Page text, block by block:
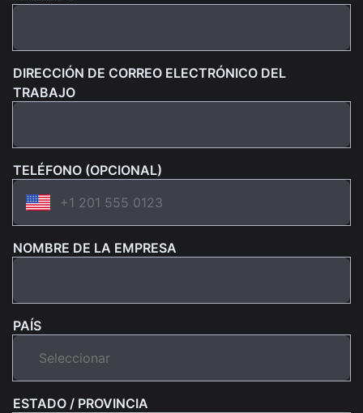
DIRECCIÓN DE CORREO ELECTRÓNICO DEL
TRABAJO
TELÉFONO (OPCIONAL)
NOMBRE DE LA EMPRESA
PAÍS
ESTADO / PROVINCIA